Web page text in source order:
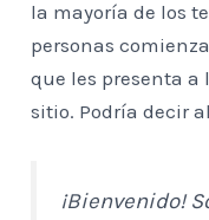
la mayoría de los
personas
que les presenta a
sitio. Podría decir
¡Bienvenido!